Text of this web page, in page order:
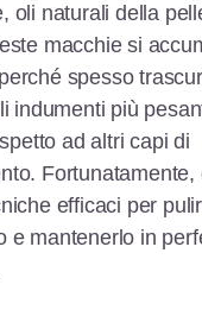
oli naturali della
macchie si
spesso
indumenti più
ad altri capi di
Fortunatamente,
efficaci per
e mantenerlo in